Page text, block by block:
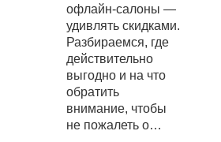
офлайн-салоны —
удивлять скидками.
Разбираемся, где
действительно
выгодно и на что
обратить
внимание, чтобы
не пожалеть о…